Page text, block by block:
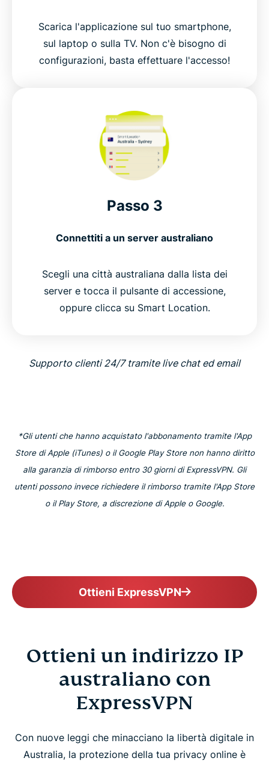
Scarica l'applicazione sul tuo smartphone,
sul laptop o sulla TV. Non c'è bisogno di
configurazioni, basta effettuare l'accesso!
Passo 3
Connettiti a un server australiano
Scegli una città australiana dalla lista dei
server e tocca il pulsante di accessione,
oppure clicca su Smart Location.
Supporto clienti 24/7 tramite live chat ed email
*Gli utenti che hanno acquistato l'abbonamento tramite l'App
Store di Apple (iTunes) o il Google Play Store non hanno diritto
alla garanzia di rimborso entro 30 giorni di ExpressVPN. Gli
utenti possono invece richiedere il rimborso tramite l'App Store
o il Play Store, a discrezione di Apple o Google.
Ottieni ExpressVPN
Ottieni un indirizzo IP
australiano con
ExpressVPN
Con nuove leggi che minacciano la libertà digitale in
Australia, la protezione della tua privacy online è